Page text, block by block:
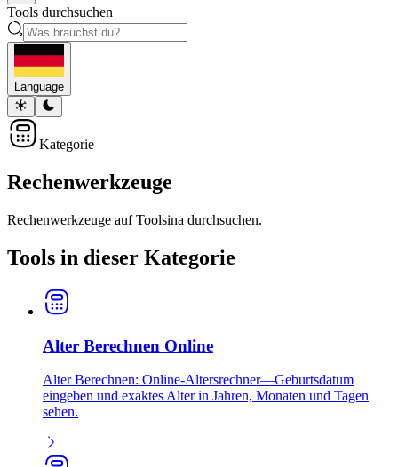
Tools durchsuchen
Language
Kategorie
Rechenwerkzeuge
Rechenwerkzeuge auf Toolsina durchsuchen.
Tools in dieser Kategorie
Alter Berechnen Online
Alter Berechnen: Online-Altersrechner—Geburtsdatum
eingeben und exaktes Alter in Jahren, Monaten und Tagen
sehen.